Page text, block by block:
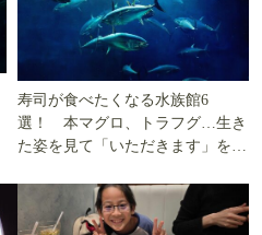
寿司が食べたくなる水族館6
選！ 本マグロ、トラフグ…生き
た姿を見て「いただきます」を考